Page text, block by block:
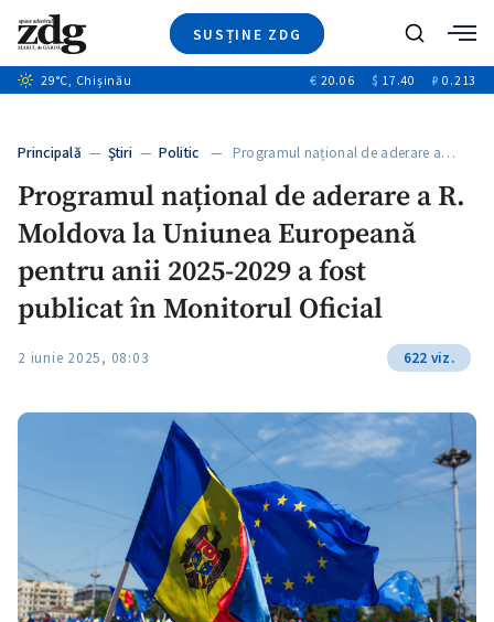
SUSȚINE ZDG
Ştiri
+6
Video
Special
Caută
29°C, Chișinău € 20.06 $ 17.40 ₽ 0.213
Principală — Ştiri — Politic — Programul național de aderare a…
Programul național de aderare a R.
Moldova la Uniunea Europeană
pentru anii 2025-2029 a fost
publicat în Monitorul Oficial
2 iunie 2025, 08:03 622 viz.